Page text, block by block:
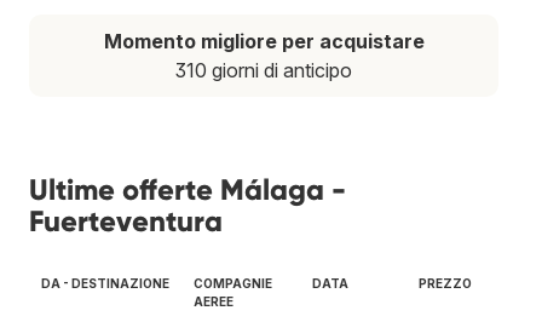
Momento migliore per acquistare
310 giorni di anticipo
Ultime offerte Málaga -
Fuerteventura
DA - DESTINAZIONE
COMPAGNIE
AEREE
DATA PREZZO